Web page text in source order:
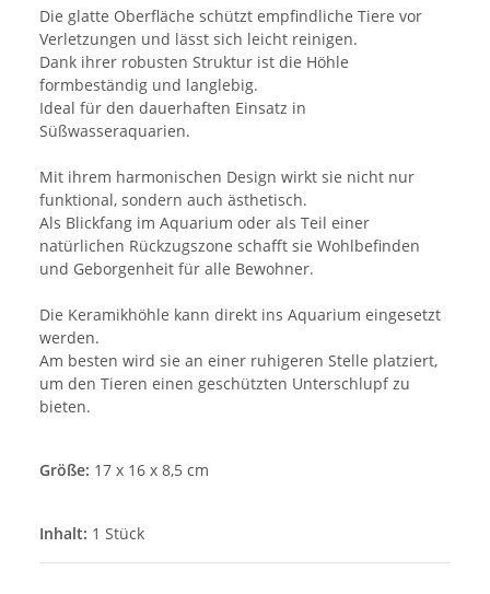
Die glatte Oberfläche schützt empfindliche Tiere vor
Verletzungen und lässt sich leicht reinigen.
Dank ihrer robusten Struktur ist die Höhle
formbeständig und langlebig.
Ideal für den dauerhaften Einsatz in
Süßwasseraquarien.
Mit ihrem harmonischen Design wirkt sie nicht nur
funktional, sondern auch ästhetisch.
Als Blickfang im Aquarium oder als Teil einer
natürlichen Rückzugszone schafft sie Wohlbefinden
und Geborgenheit für alle Bewohner.
Die Keramikhöhle kann direkt ins Aquarium eingesetzt
werden.
Am besten wird sie an einer ruhigeren Stelle platziert,
um den Tieren einen geschützten Unterschlupf zu
bieten.
Größe: 17 x 16 x 8,5 cm
Inhalt: 1 Stück